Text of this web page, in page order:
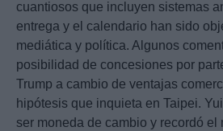
cuantiosos que incluyen sistemas
entrega y el calendario han sido
mediática y política. Algunos
posibilidad de concesiones por
Trump a cambio de ventajas
hipótesis que inquieta en Taipei.
ser moneda de cambio y recordó el